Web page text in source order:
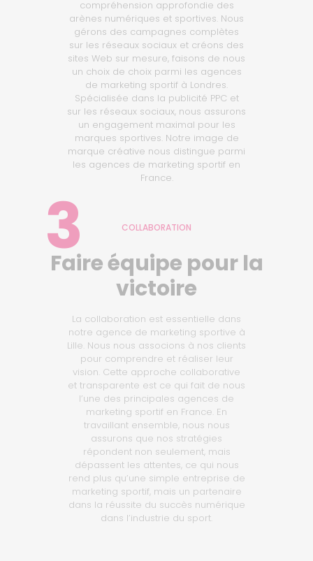
compréhension approfondie des
arènes numériques et sportives. Nous
gérons des campagnes complètes
sur les réseaux sociaux et créons des
sites Web sur mesure, faisons de nous
un choix de choix parmi les agences
de marketing sportif à Londres.
Spécialisée dans la publicité PPC et
sur les réseaux sociaux, nous assurons
un engagement maximal pour les
marques sportives. Notre image de
marque créative nous distingue parmi
les agences de marketing sportif en
France.
3 COLLABORATION
Faire équipe pour la
victoire
La collaboration est essentielle dans
notre agence de marketing sportive à
Lille. Nous nous associons à nos clients
pour comprendre et réaliser leur
vision. Cette approche collaborative
et transparente est ce qui fait de nous
l’une des principales agences de
marketing sportif en France. En
travaillant ensemble, nous nous
assurons que nos stratégies
répondent non seulement, mais
dépassent les attentes, ce qui nous
rend plus qu’une simple entreprise de
marketing sportif, mais un partenaire
dans la réussite du succès numérique
dans l’industrie du sport.